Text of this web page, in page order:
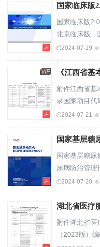
国家临床版
北京临床版、
DRG的影响临
术语集。
术语集。国家
类不代码和中
地组织三级公
2024-07-19
VIP
附件江西省基
录国家项目代
码地方项目名
操作按赣发改
110900001c
毯)、枕头、
2024-07-21
国家基层糖
国家基层糖尿
尿病防治管
会糖尿病学分
基层糖尿病防
明
一、...
2024-07-20
附件湖北省医
（2023版）